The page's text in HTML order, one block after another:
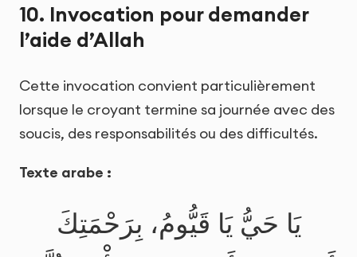
10. Invocation pour demander
l’aide d’Allah
Cette invocation convient particulièrement
lorsque le croyant termine sa journée avec des
soucis, des responsabilités ou des difficultés.
Texte arabe :
يَا حَيُّ يَا قَيُّومُ، بِرَحْمَتِكَ